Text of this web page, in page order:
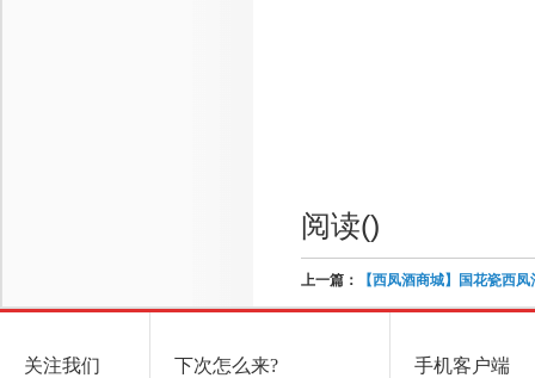
阅读()
上一篇： 【西凤酒商城】国花瓷西
关注我们 下次怎么来? 手机客户端